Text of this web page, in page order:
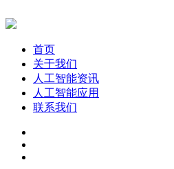
首页
关于我们
人工智能资讯
人工智能应用
联系我们